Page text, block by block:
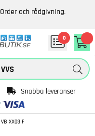
Order och rådgivning.
0
Snabba leveranser
VB XX03 F